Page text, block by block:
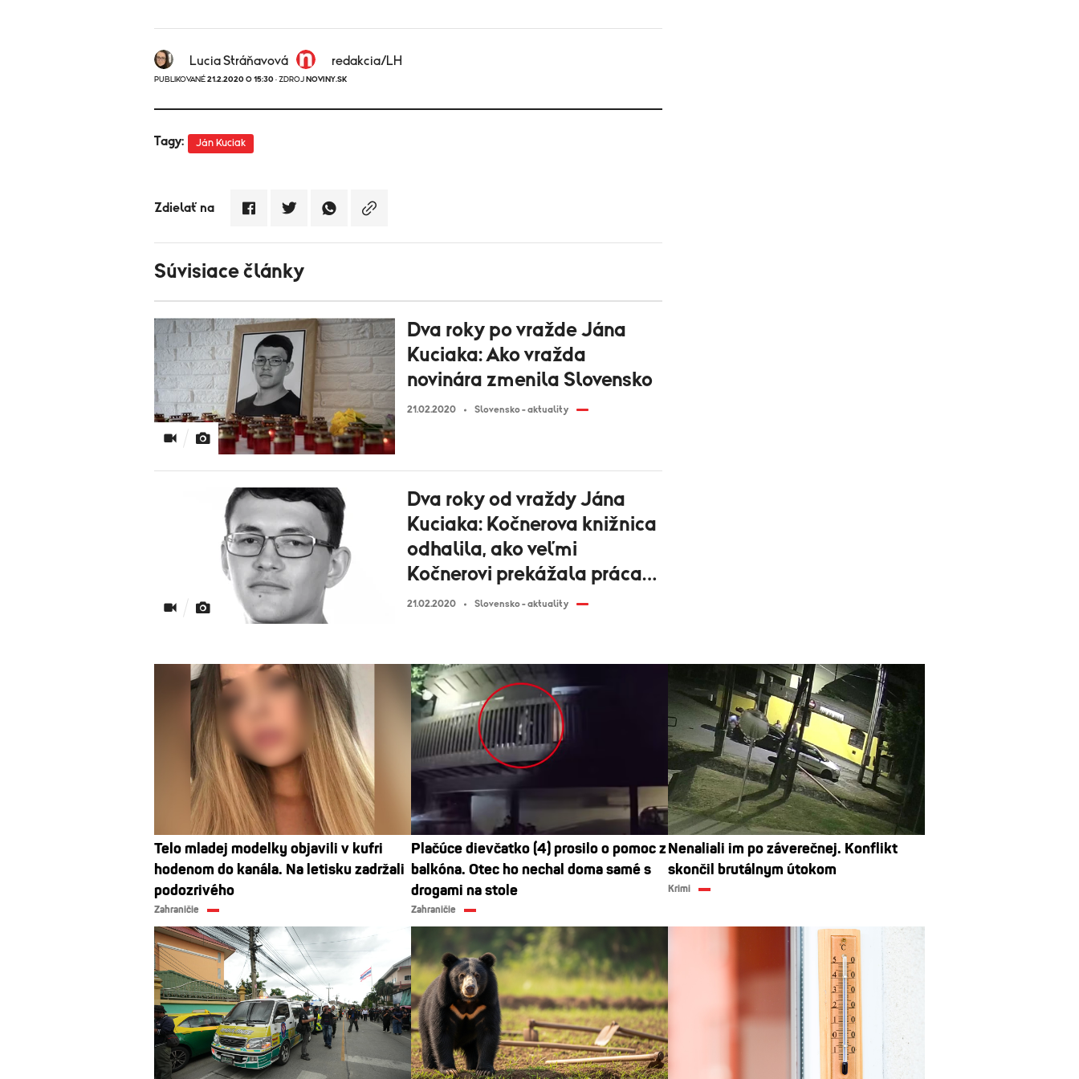
Lucia Stráňavová redakcia/LH
PUBLIKOVANÉ 21.2.2020 O 15:30 · ZDROJ NOVINY.SK
Tagy: Ján Kuciak
Zdielať na
Súvisiace články
Dva roky po vražde Jána
Kuciaka: Ako vražda
novinára zmenila Slovensko
21.02.2020 Slovensko - aktuality
Dva roky od vraždy Jána
Kuciaka: Kočnerova knižnica
odhalila, ako veľmi
Kočnerovi prekážala práca
Jána Kuciaka
21.02.2020 Slovensko - aktuality
Telo mladej modelky objavili v kufri
hodenom do kanála. Na letisku zadržali
podozrivého
Zahraničie
Plačúce dievčatko (4) prosilo o pomoc z
balkóna. Otec ho nechal doma samé s
drogami na stole
Zahraničie
Nenaliali im po záverečnej. Konflikt
skončil brutálnym útokom
Krimi